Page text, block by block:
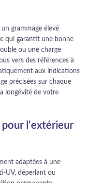
grammage élevé
qui garantit une bonne
ou une charge
vers des références à
aux indications
précisées sur chaque
longévité de votre
pour l'extérieur
adaptées à une
UV, déperlant ou